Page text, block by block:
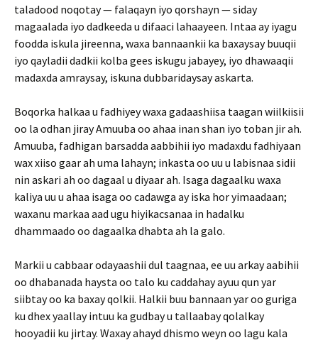
taladood noqotay — falaqayn iyo qorshayn — siday
magaalada iyo dadkeeda u difaaci lahaayeen. Intaa ay iyagu
foodda iskula jireenna, waxa bannaankii ka baxaysay buuqii
iyo qayladii dadkii kolba gees iskugu jabayey, iyo dhawaaqii
madaxda amraysay, iskuna dubbaridaysay askarta.
Boqorka halkaa u fadhiyey waxa gadaashiisa taagan wiilkiisii
oo la odhan jiray Amuuba oo ahaa inan shan iyo toban jir ah.
Amuuba, fadhigan barsadda aabbihii iyo madaxdu fadhiyaan
wax xiiso gaar ah uma lahayn; inkasta oo uu u labisnaa sidii
nin askari ah oo dagaal u diyaar ah. Isaga dagaalku waxa
kaliya uu u ahaa isaga oo cadawga ay iska hor yimaadaan;
waxanu markaa aad ugu hiyikacsanaa in hadalku
dhammaado oo dagaalka dhabta ah la galo.
Markii u cabbaar odayaashii dul taagnaa, ee uu arkay aabihii
oo dhabanada haysta oo talo ku caddahay ayuu qun yar
siibtay oo ka baxay qolkii. Halkii buu bannaan yar oo guriga
ku dhex yaallay intuu ka gudbay u tallaabay qolalkay
hooyadii ku jirtay. Waxay ahayd dhismo weyn oo lagu kala